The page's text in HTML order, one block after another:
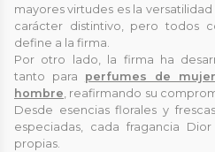
mayores virtudes es la
carácter distintivo, pero todos
define a la firma.
Por otro lado, la firma ha
tanto para perfumes de mujer
hombre , reafirmando su
Desde esencias florales y
especiadas, cada fragancia
propias.